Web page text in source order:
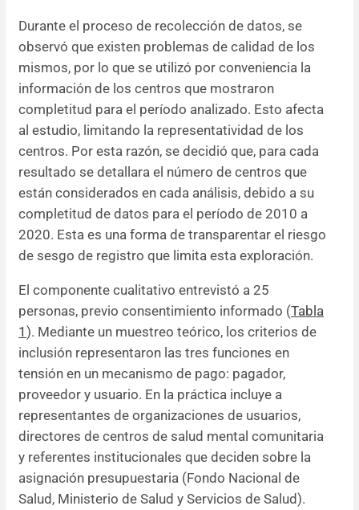
Durante el proceso de recolección de datos, se
observó que existen problemas de calidad de los
mismos, por lo que se utilizó por conveniencia la
información de los centros que mostraron
completitud para el período analizado. Esto afecta
al estudio, limitando la representatividad de los
centros. Por esta razón, se decidió que, para cada
resultado se detallara el número de centros que
están considerados en cada análisis, debido a su
completitud de datos para el período de 2010 a
2020. Esta es una forma de transparentar el riesgo
de sesgo de registro que limita esta exploración.
El componente cualitativo entrevistó a 25
personas, previo consentimiento informado (Tabla
1 ). Mediante un muestreo teórico, los criterios de
inclusión representaron las tres funciones en
tensión en un mecanismo de pago: pagador,
proveedor y usuario. En la práctica incluye a
representantes de organizaciones de usuarios,
directores de centros de salud mental comunitaria
y referentes institucionales que deciden sobre la
asignación presupuestaria (Fondo Nacional de
Salud, Ministerio de Salud y Servicios de Salud).